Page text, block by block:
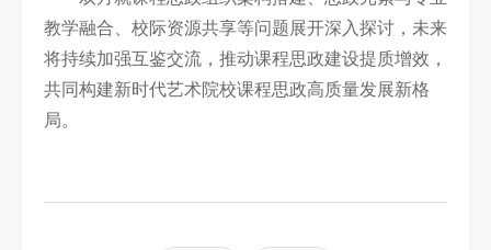
教学融合、校际资源共享等问题展开深入探讨，未来
将持续加强互鉴交流，推动课程思政建设提质增效，
共同构建新时代艺术院校课程思政高质量发展新格
局。